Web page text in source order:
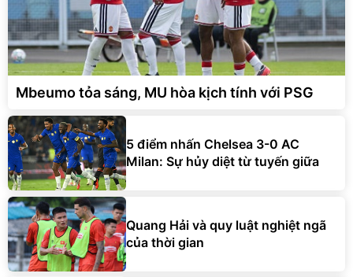
Mbeumo tỏa sáng, MU hòa kịch tính với PSG
5 điểm nhấn Chelsea 3-0 AC
Milan: Sự hủy diệt từ tuyến giữa
Quang Hải và quy luật nghiệt ngã
của thời gian